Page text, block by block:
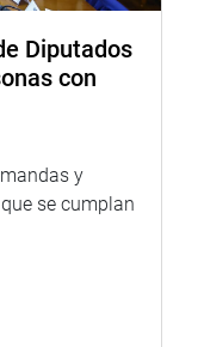
Diputados
con
y
se cumplan